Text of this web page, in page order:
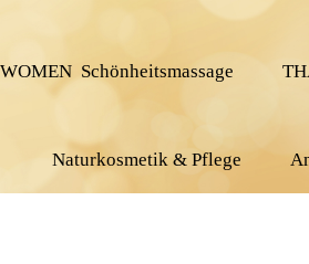
Schönheitsmassage
Naturkosmetik & Pflege